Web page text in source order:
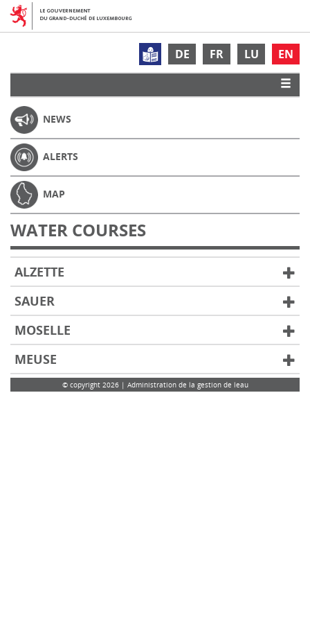
DE FR LU EN
NEWS
ALERTS
MAP
WATER COURSES
ALZETTE
SAUER
MOSELLE
MEUSE
© copyright 2026 | Administration de la gestion de leau